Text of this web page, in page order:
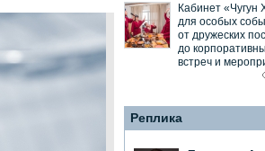
Кабинет «Чугун
для особых
от дружеских
до
встреч и
Реплика